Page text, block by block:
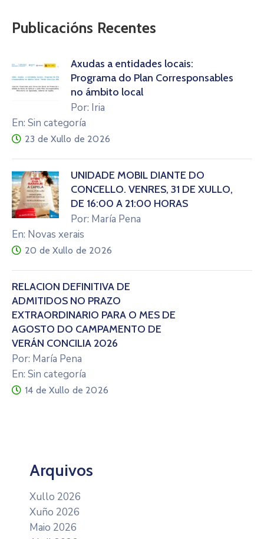
Publicacións Recentes
Axudas a entidades locais:
Programa do Plan Corresponsables
no ámbito local
Por: Iria
En: Sin categoría
23 de Xullo de 2026
UNIDADE MÓBIL DIANTE DO
CONCELLO. VENRES, 31 DE XULLO,
DE 16:00 A 21:00 HORAS
Por: María Pena
En: Novas xerais
20 de Xullo de 2026
RELACIÓN DEFINITIVA DE
ADMITIDOS NO PRAZO
EXTRAORDINARIO PARA O MES DE
AGOSTO DO CAMPAMENTO DE
VERÁN CONCILIA 2026
Por: María Pena
En: Sin categoría
14 de Xullo de 2026
Arquivos
Xullo 2026
Xuño 2026
Maio 2026